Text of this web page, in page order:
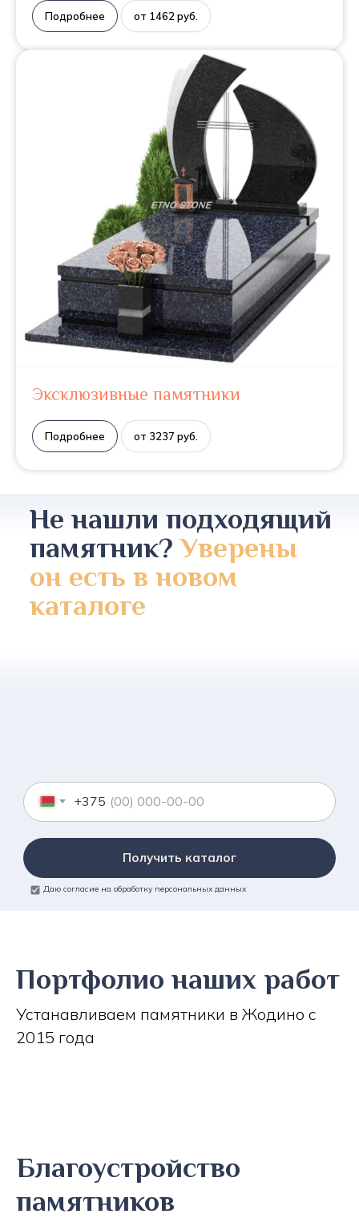
Подробнее от 1462 руб.
Эксклюзивные памятники
Подробнее от 3237 руб.
Не нашли подходящий
памятник?Уверены
он есть в новом
каталоге
+375
Получить каталог
Даю согласие на обработку персональных данных
Портфолио наших работ
Устанавливаем памятники в Жодино с
2015 года
Благоустройство
памятников